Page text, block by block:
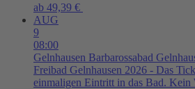
ab 49,39 €
AUG
9
08:00
Gelnhausen Barbarossabad
Freibad Gelnhausen 2026 - Das
einmaligen Eintritt in das Bad. Kein